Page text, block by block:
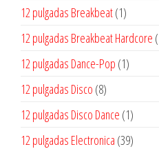
12 pulgadas Breakbeat 11
producto
12 pulgadas Breakbeat Hardcore
12 pulgadas Dance-Pop 11
12 pulgadas Disco 88
productos
12 pulgadas Disco Dance 11
producto
12 pulgadas Electronica 3939